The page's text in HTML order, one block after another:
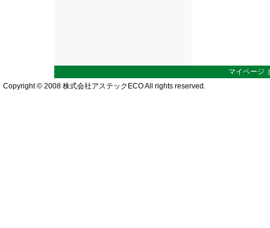
マイページ
Copyright © 2008 株式会社アステックECO All rights reserved.